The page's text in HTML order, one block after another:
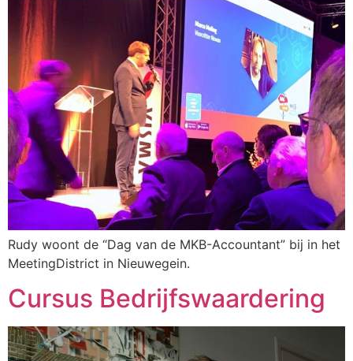
Rudy woont de “Dag van de MKB-Accountant” bij in het
MeetingDistrict in Nieuwegein.
Cursus Bedrijfswaardering